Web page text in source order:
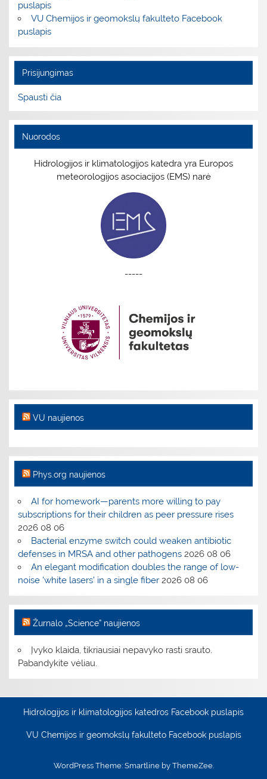
puslapis
VU Chemijos ir geomokslų fakulteto Facebook
puslapis
Prisijungimas
Spausti čia
Nuorodos
Hidrologijos ir klimatologijos katedra yra Europos
meteorologijos asociacijos (EMS) narė
-----
VU naujienos
Phys.org naujienos
AI for homework—parents more willing to pay
subscriptions for their children as peer pressure rises
2026 08 06
Bacterial enzyme switch could weaken antibiotic
defenses in MRSA and other pathogens 2026 08 06
An elegant modification doubles the range of low-
noise 'white lasers' in a single fiber 2026 08 06
Žurnalo „Science” naujienos
Įvyko klaida, tikriausiai nepavyko rasti srauto.
Pabandykite vėliau.
Hidrologijos ir klimatologijos katedros Facebook puslapis
VU Chemijos ir geomokslų fakulteto Facebook puslapis
WordPress Theme: Smartline by ThemeZee.